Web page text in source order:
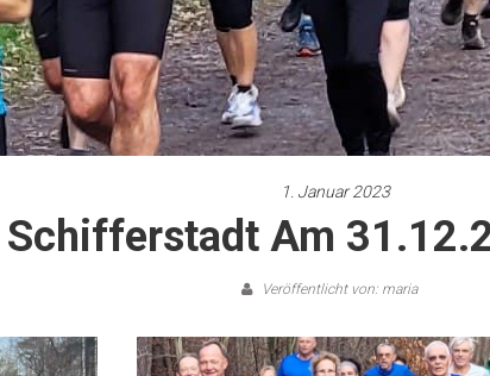
1. Januar 2023
Am
Veröffentlicht von: maria